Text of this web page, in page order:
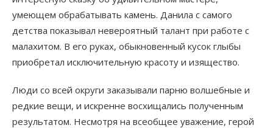
умеющем обрабатывать камень. Данила с самого
детства показывал невероятный талант при работе с
малахитом. В его руках, обыкновенный кусок глыбы
приобретал исключительную красоту и изящество.
Люди со всей округи заказывали парню волшебные и
редкие вещи, и искренне восхищались полученным
результатом. Несмотря на всеобщее уважение, герой